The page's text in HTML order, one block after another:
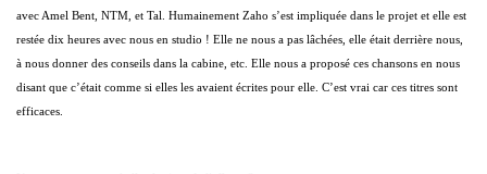
avec Amel Bent, NTM, et Tal. Humainement Zaho s’est impliquée dans le projet et elle est
restée dix heures avec nous en studio ! Elle ne nous a pas lâchées, elle était derrière nous,
à nous donner des conseils dans la cabine, etc. Elle nous a proposé ces chansons en nous
disant que c’était comme si elles les avaient écrites pour elle. C’est vrai car ces titres sont
efficaces.